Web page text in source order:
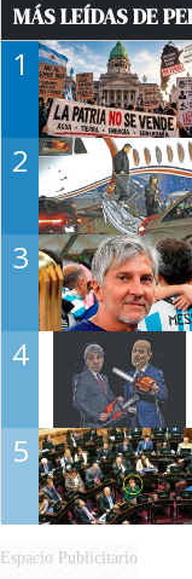
MÁS LEÍDAS DE
1
2
3
4
5
Espacio Publicitario